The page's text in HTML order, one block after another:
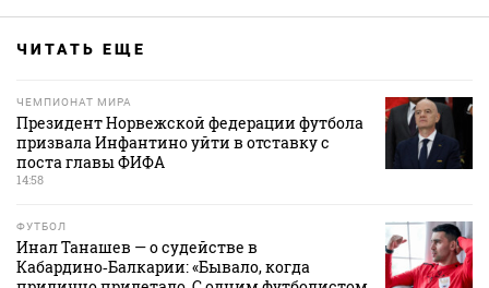
ЧИТАТЬ ЕЩЕ
ЧЕМПИОНАТ МИРА
Президент Норвежской федерации футбола
призвала Инфантино уйти в отставку с
поста главы ФИФА
14:58
ФУТБОЛ
Инал Танашев — о судействе в
Кабардино‑Балкарии: «Бывало, когда